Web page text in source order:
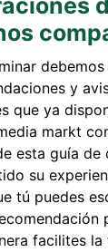
y
que ya
markt
esta guía de
su
tú puedes
facilites la